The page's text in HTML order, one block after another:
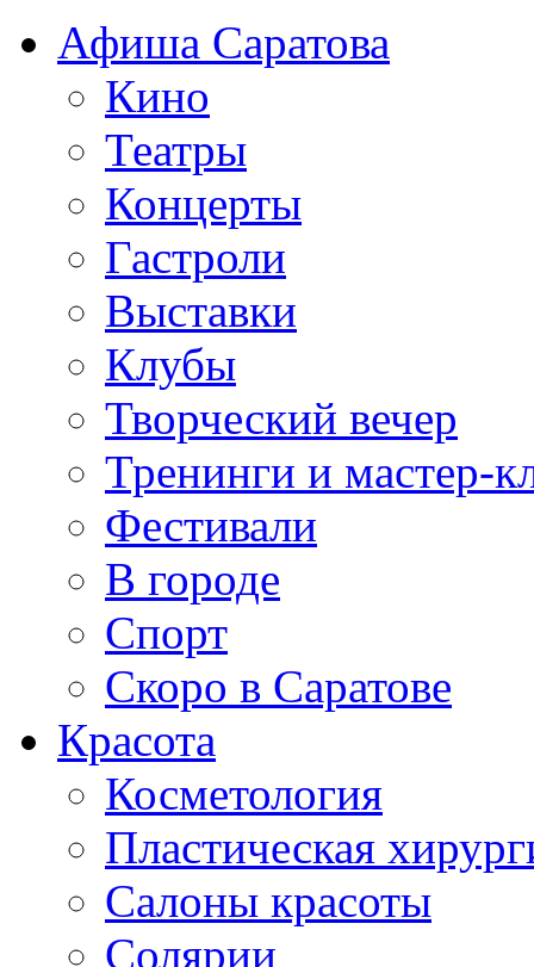
Афиша Саратова
Кино
Театры
Концерты
Гастроли
Выставки
Клубы
Творческий вечер
Тренинги и мастер-
Фестивали
В городе
Спорт
Скоро в Саратове
Красота
Косметология
Пластическая
Салоны красоты
Солярии